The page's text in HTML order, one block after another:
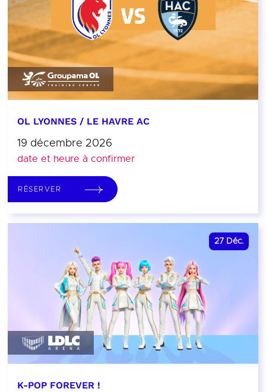
OL LYONNES / LE HAVRE AC
19 décembre 2026
date et heure à confirmer
RÉSERVER
27 Déc.
K-POP FOREVER !